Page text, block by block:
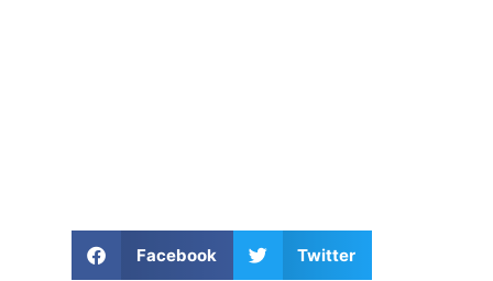
Facebook Twitter